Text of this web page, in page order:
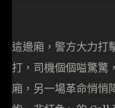
這邊廂，警方大力打
打，司機個個嗌驚驚
廂，另一場革命悄悄